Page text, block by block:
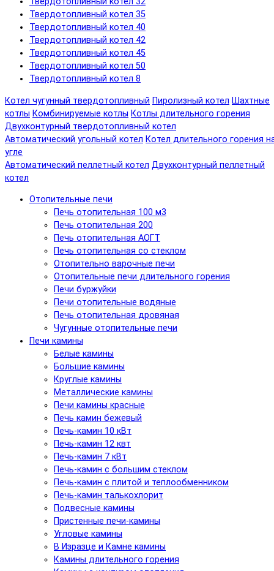
Твердотопливный котел 35
Твердотопливный котел 40
Твердотопливный котел 42
Твердотопливный котел 45
Твердотопливный котел 50
Твердотопливный котел 8
Котел чугунный твердотопливный Пиролизный котел Шахтные
котлы Комбинируемые котлы Котлы длительного горения
Двухконтурный твердотопливный котел
Автоматический угольный котел Котел длительного горения
угле
Автоматический пеллетный котел Двухконтурный пеллетный
котел
Отопительные печи
Печь отопительная 100 м3
Печь отопительная 200
Печь отопительная АОГТ
Печь отопительная со стеклом
Отопительно варочные печи
Отопительные печи длительного горения
Печи буржуйки
Печи отопительные водяные
Печь отопительная дровяная
Чугунные отопительные печи
Печи камины
Белые камины
Большие камины
Круглые камины
Металлические камины
Печи камины красные
Печь камин бежевый
Печь-камин 10 кВт
Печь-камин 12 квт
Печь-камин 7 кВт
Печь-камин с большим стеклом
Печь-камин с плитой и теплообменником
Печь-камин талькохлорит
Подвесные камины
Пристенные печи-камины
Угловые камины
В Изразце и Камне камины
Камины длительного горения